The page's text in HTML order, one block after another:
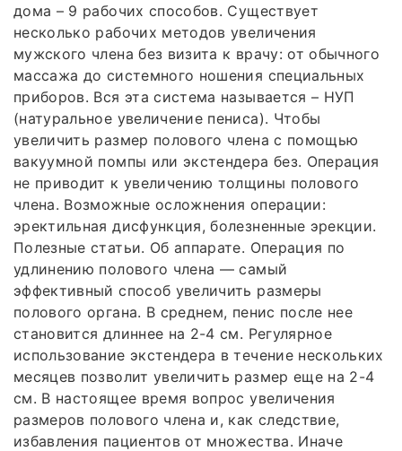
дома – 9 рабочих способов. Существует
несколько рабочих методов увеличения
мужского члена без визита к врачу: от обычного
массажа до системного ношения специальных
приборов. Вся эта система называется – НУП
(натуральное увеличение пениса). Чтобы
увеличить размер полового члена с помощью
вакуумной помпы или экстендера без. Операция
не приводит к увеличению толщины полового
члена. Возможные осложнения операции:
эректильная дисфункция, болезненные эрекции.
Полезные статьи. Об аппарате. Операция по
удлинению полового члена — самый
эффективный способ увеличить размеры
полового органа. В среднем, пенис после нее
становится длиннее на 2-4 см. Регулярное
использование экстендера в течение нескольких
месяцев позволит увеличить размер еще на 2-4
см. В настоящее время вопрос увеличения
размеров полового члена и, как следствие,
избавления пациентов от множества. Иначе